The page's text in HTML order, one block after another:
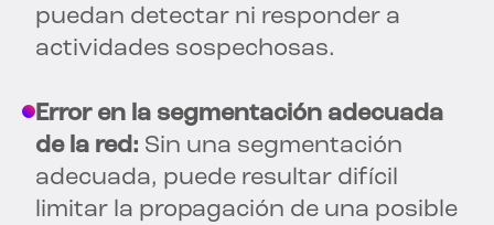
puedan detectar ni responder a
actividades sospechosas.
Error en la segmentación adecuada
de la red: Sin una segmentación
adecuada, puede resultar difícil
limitar la propagación de una posible